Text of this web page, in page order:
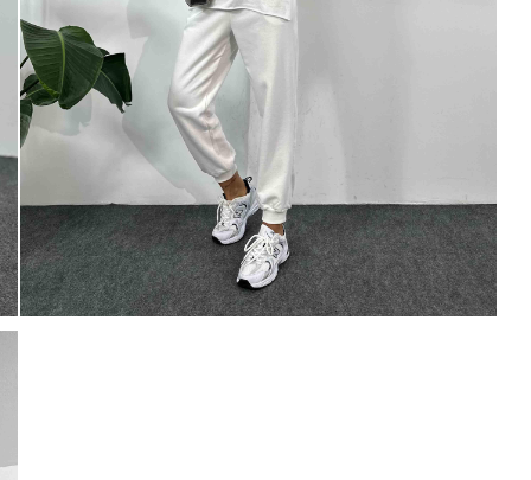
% 15
% 20
KARGO
250 TL
TL